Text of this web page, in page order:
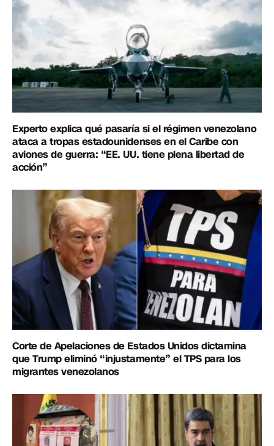
Experto explica qué pasaría si el régimen venezolano
ataca a tropas estadounidenses en el Caribe con
aviones de guerra: “EE. UU. tiene plena libertad de
acción”
Corte de Apelaciones de Estados Unidos dictamina
que Trump eliminó “injustamente” el TPS para los
migrantes venezolanos